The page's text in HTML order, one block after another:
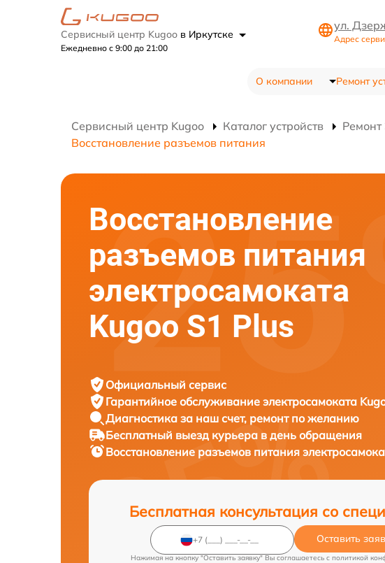
Сервисный центр Kugoo в Иркутске
Ежедневно с 9:00 до 21:00
ул.
Адрес
О компании Ремонт
Сервисный центр Kugoo Каталог устройств Ремонт
Восстановление разъемов питания
Восстановление
разъемов питания
электросамоката
Kugoo S1 Plus
Официальный сервис
Гарантийное обслуживание электросамоката
Диагностика за наш счет, ремонт по желанию
Бесплатный выезд курьера в день обращения
Восстановление разъемов питания
Бесплатная консультация со
Оставить
Нажимая на кнопку "Оставить заявку" Вы соглашаетесь c политикой